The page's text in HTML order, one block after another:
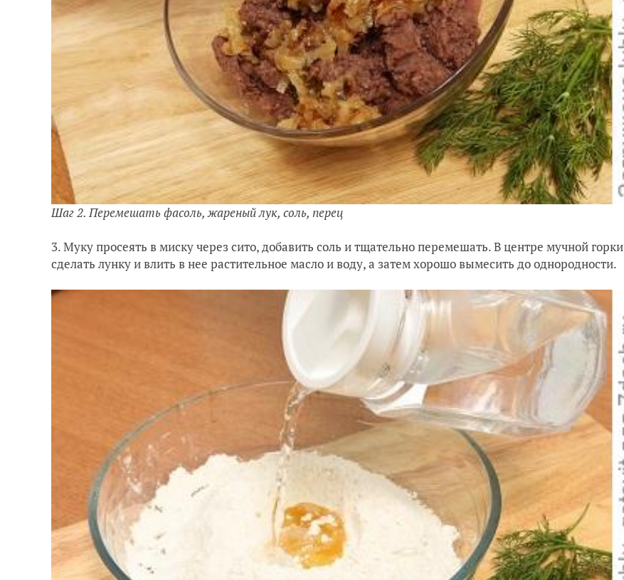
Шаг 2. Перемешать фасоль, жареный лук, соль, перец
3. Муку просеять в миску через сито, добавить соль и тщательно перемешать. В центре мучной горки
сделать лунку и влить в нее растительное масло и воду, а затем хорошо вымесить до однородности.